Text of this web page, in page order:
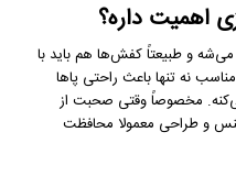
اهمیت داره؟
می‌شه و طبیعتاً کفش‌ها هم باید با
نه تنها باعث راحتی پاها
مخصوصاً وقتی صحبت از
و طراحی معمولا محافظت